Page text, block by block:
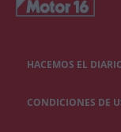
HACEMOS EL
CONDICIONES DE